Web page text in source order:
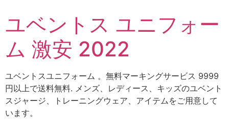
テ
ツ
ス
キ
ッ
プ
ユベントス ユニフォー
ム 激安 2022
ユベントスユニフォーム 。無料マーキングサービス 9999
円以上で送料無料. メンズ、レディース、キッズのユベント
スジャージ、トレーニングウェア、アイテムをご用意して
います。